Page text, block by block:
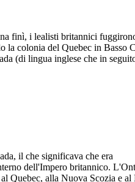
finì, i lealisti britannici
la colonia del Quebec in Basso
(di lingua inglese che in
il che significava che era
dell'Impero britannico.
Quebec, alla Nuova Scozia e al